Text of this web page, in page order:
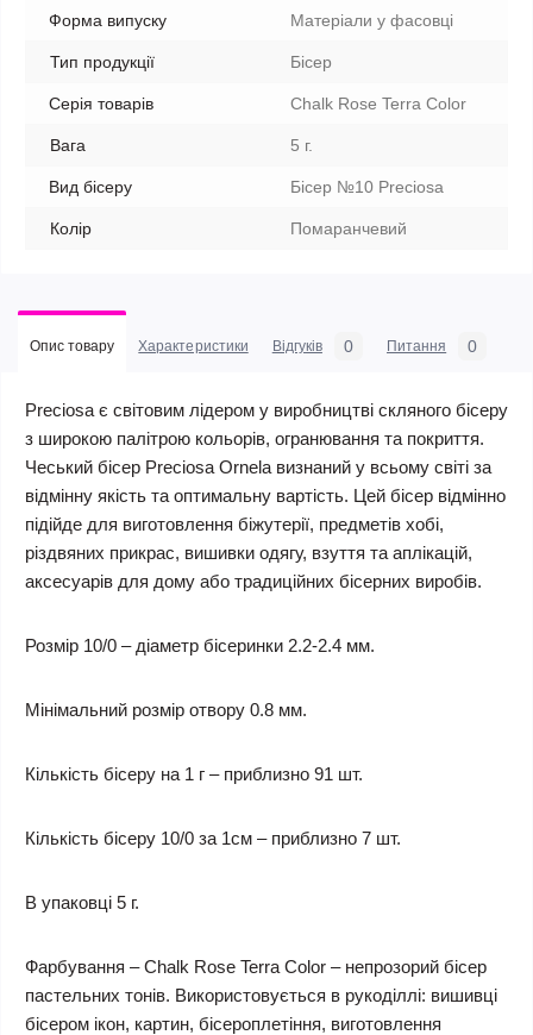
Форма випуску Матеріали у фасовці
Тип продукції Бісер
Серія товарів Chalk Rose Terra Color
Вага 5 г.
Вид бісеру Бісер №10 Preciosa
Колір Помаранчевий
Опис товару Характеристики Відгуків 0 Питання 0
Preciosa є світовим лідером у виробництві скляного бісеру
з широкою палітрою кольорів, огранювання та покриття.
Чеський бісер Preciosa Ornela визнаний у всьому світі за
відмінну якість та оптимальну вартість. Цей бісер відмінно
підійде для виготовлення біжутерії, предметів хобі,
різдвяних прикрас, вишивки одягу, взуття та аплікацій,
аксесуарів для дому або традиційних бісерних виробів.
Розмір 10/0 – діаметр бісеринки 2.2-2.4 мм.
Мінімальний розмір отвору 0.8 мм.
Кількість бісеру на 1 г – приблизно 91 шт.
Кількість бісеру 10/0 за 1см – приблизно 7 шт.
В упаковці 5 г.
Фарбування – Chalk Rose Terra Color – непрозорий бісер
пастельних тонів. Використовується в рукоділлі: вишивці
бісером ікон, картин, бісероплетіння, виготовлення